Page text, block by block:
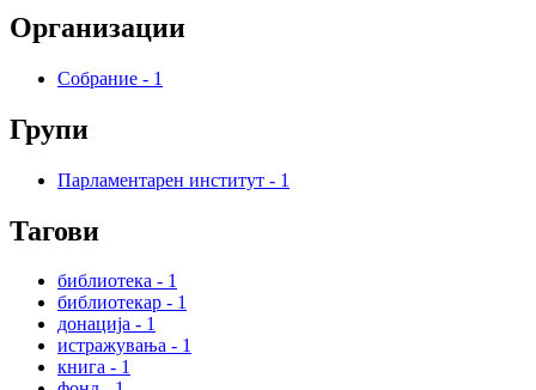
Организации
Собрание - 1
Групи
Парламентарен институт - 1
Тагови
библиотека - 1
библиотекар - 1
донација - 1
истражувања - 1
книга - 1